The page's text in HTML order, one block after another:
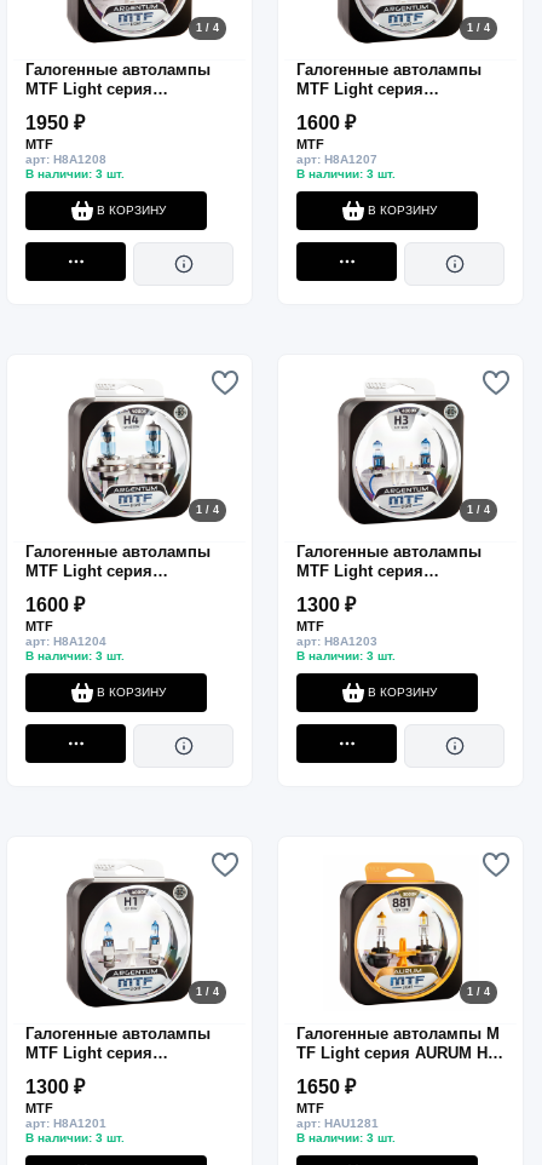
1 / 4
Галогенные автолампы
MTF Light серия
35W, комп.
1950 ₽
MTF
арт: H8A1208
В наличии: 3 шт.
В КОРЗИНУ
1 / 4
Галогенные автолампы
MTF Light серия
55W, комп.
1600 ₽
MTF
арт: H8A1207
В наличии: 3 шт.
В КОРЗИНУ
1 / 4
Галогенные автолампы
MTF Light серия
60/55W, комп.
1600 ₽
MTF
арт: H8A1204
В наличии: 3 шт.
В КОРЗИНУ
1 / 4
Галогенные автолампы
MTF Light серия
55W, комп.
1300 ₽
MTF
арт: H8A1203
В наличии: 3 шт.
В КОРЗИНУ
1 / 4
Галогенные автолампы
MTF Light серия
55W, комп.
1300 ₽
MTF
арт: H8A1201
В наличии: 3 шт.
1 / 4
Галогенные автолампы M
TF Light серия AURUM Н27
1650 ₽
MTF
арт: HAU1281
В наличии: 3 шт.